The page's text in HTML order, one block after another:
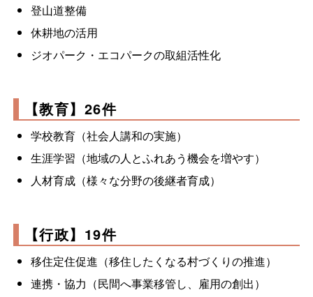
登山道整備
休耕地の活用
ジオパーク・エコパークの取組活性化
【教育】26件
学校教育（社会人講和の実施）
生涯学習（地域の人とふれあう機会を増やす）
人材育成（様々な分野の後継者育成）
【行政】19件
移住定住促進（移住したくなる村づくりの推進）
連携・協力（民間へ事業移管し、雇用の創出）